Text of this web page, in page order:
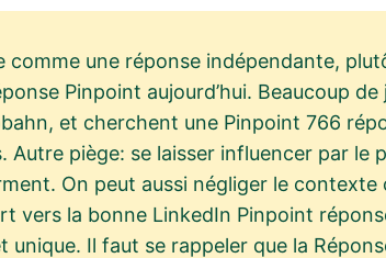
une réponse indépendante,
Pinpoint aujourd’hui. Beaucoup
et cherchent une Pinpoint 766
Autre piège: se laisser influencer par le
On peut aussi négliger le
vers la bonne LinkedIn Pinpoint
Il faut se rappeler que la